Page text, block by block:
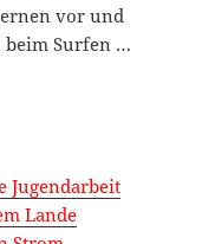
vor und
beim Surfen …
Jugendarbeit
Lande